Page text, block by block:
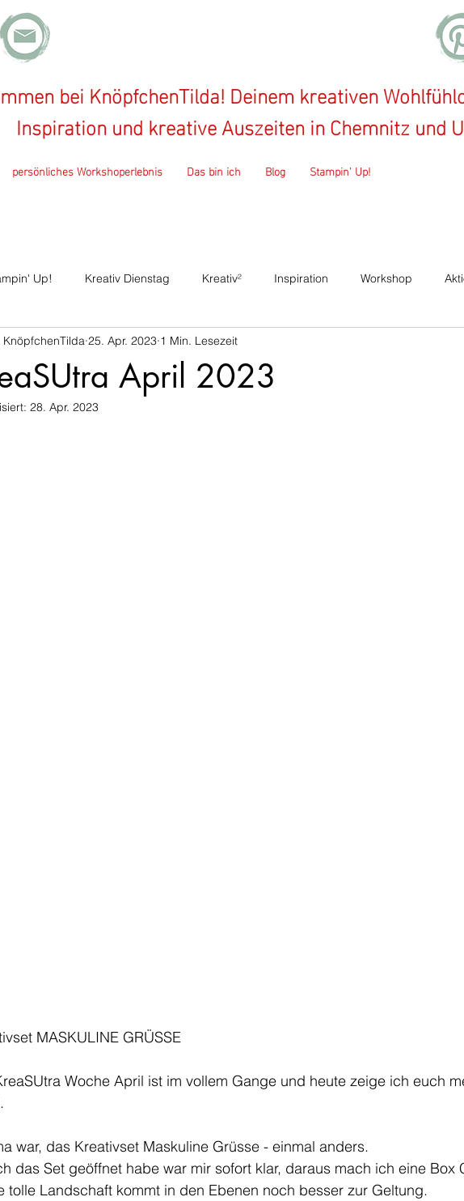
bei KnöpfchenTilda! Deinem kreativen
Inspiration und kreative Auszeiten in Chemnitz und
persönliches Workshoperlebnis Das bin ich Blog Stampin' Up!
Up! Kreativ Dienstag Kreativ² Inspiration Workshop
Basteltreff Katalogparty Nähen
April 2023
KnöpfchenTilda 25. Apr. 2023 1 Min. Lesezeit
28. Apr. 2023
MASKULINE GRÜSSE
Woche April ist im vollem Gange und heute zeige ich euch
war, das Kreativset Maskuline Grüsse - einmal anders.
das Set geöffnet habe war mir sofort klar, daraus mach ich eine Box
tolle Landschaft kommt in den Ebenen noch besser zur Geltung.